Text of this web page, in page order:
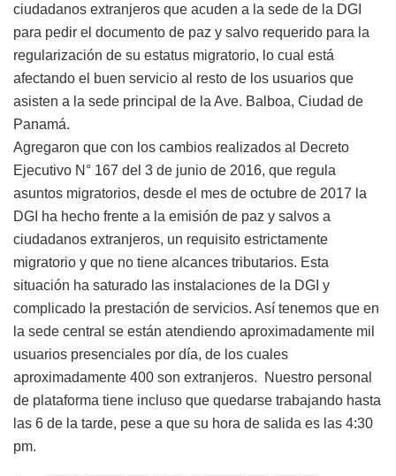
ciudadanos extranjeros que acuden a la sede de la DGI
para pedir el documento de paz y salvo requerido para la
regularización de su estatus migratorio, lo cual está
afectando el buen servicio al resto de los usuarios que
asisten a la sede principal de la Ave. Balboa, Ciudad de
Panamá.
Agregaron que con los cambios realizados al Decreto
Ejecutivo N° 167 del 3 de junio de 2016, que regula
asuntos migratorios, desde el mes de octubre de 2017 la
DGI ha hecho frente a la emisión de paz y salvos a
ciudadanos extranjeros, un requisito estrictamente
migratorio y que no tiene alcances tributarios. Esta
situación ha saturado las instalaciones de la DGI y
complicado la prestación de servicios. Así tenemos que en
la sede central se están atendiendo aproximadamente mil
usuarios presenciales por día, de los cuales
aproximadamente 400 son extranjeros. Nuestro personal
de plataforma tiene incluso que quedarse trabajando hasta
las 6 de la tarde, pese a que su hora de salida es las 4:30
pm.